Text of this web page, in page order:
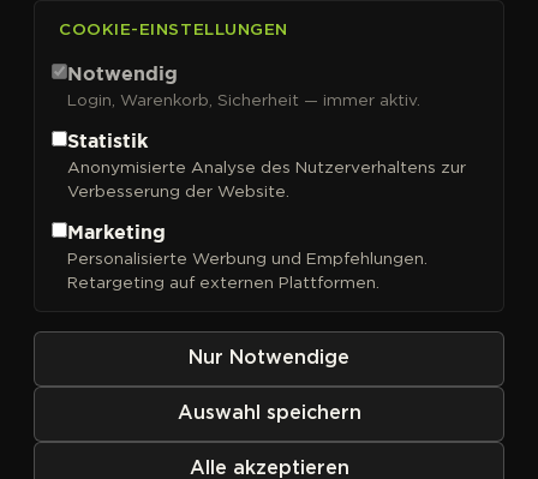
World of Seeds
Sortieren nach
COOKIE-EINSTELLUNGEN
Notwendig
Login, Warenkorb, Sicherheit — immer aktiv.
Statistik
Anonymisierte Analyse des Nutzerverhaltens zur
Verbesserung der Website.
Marketing
Personalisierte Werbung und Empfehlungen.
Retargeting auf externen Plattformen.
Nur Notwendige
Auswahl speichern
Alle akzeptieren